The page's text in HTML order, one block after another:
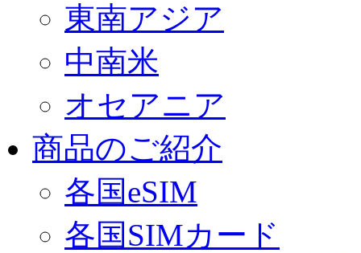
東南アジア
中南米
オセアニア
商品のご紹介
各国eSIM
各国SIMカード